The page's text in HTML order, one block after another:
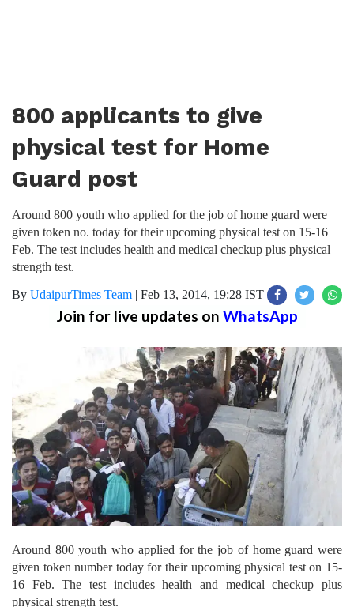
800 applicants to give
physical test for Home
Guard post
Around 800 youth who applied for the job of home guard were
given token no. today for their upcoming physical test on 15-16
Feb. The test includes health and medical checkup plus physical
strength test.
By UdaipurTimes Team | Feb 13, 2014, 19:28 IST
Join for live updates on WhatsApp
Around 800 youth who applied for the job of home guard were
given token number today for their upcoming physical test on 15-
16 Feb. The test includes health and medical checkup plus
physical strength test.